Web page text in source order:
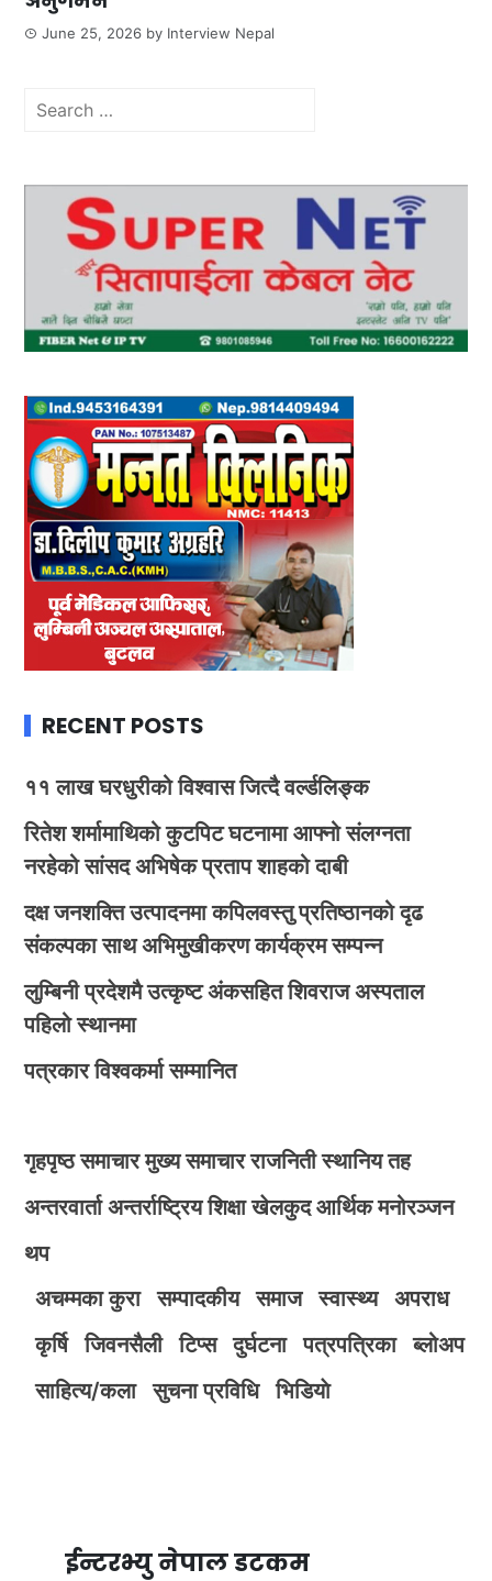
June 25, 2026 by Interview Nepal
Search
RECENT POSTS
११ लाख घरधुरीको विश्वास जित्दै वर्ल्डलिङ्क
रितेश शर्मामाथिको कुटपिट घटनामा आफ्नो संलग्नता
नरहेको सांसद अभिषेक प्रताप शाहको दाबी
दक्ष जनशक्ति उत्पादनमा कपिलवस्तु प्रतिष्ठानको दृढ
संकल्पका साथ अभिमुखीकरण कार्यक्रम सम्पन्न
लुम्बिनी प्रदेशमै उत्कृष्ट अंकसहित शिवराज अस्पताल
पहिलो स्थानमा
पत्रकार विश्वकर्मा सम्मानित
गृहपृष्ठ समाचार मुख्य समाचार राजनिती स्थानिय तह
अन्तरवार्ता अन्तर्राष्ट्रिय शिक्षा खेलकुद आर्थिक मनोरञ्जन
थप
अचम्मका कुरा
सम्पादकीय समाज स्वास्थ्य
अपराध
कृर्षि
जिवनसैली टिप्स दुर्घटना पत्रपत्रिका
ब्लोअप
साहित्य/कला
सुचना प्रविधि भिडियाे
ईन्टरभ्यु नेपाल डटकम